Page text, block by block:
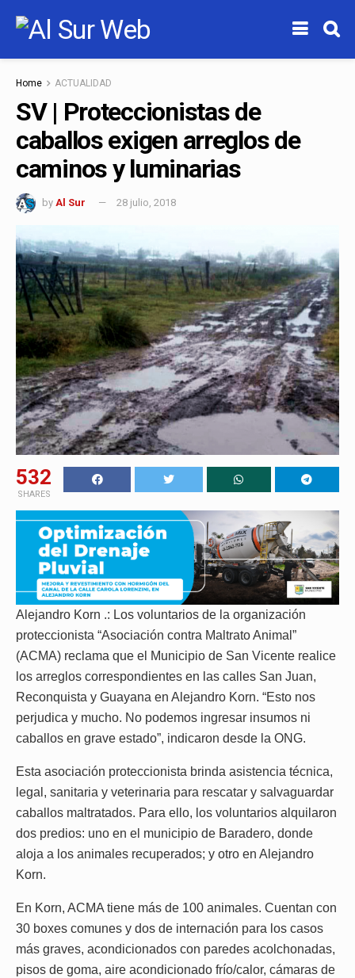
Home ACTUALIDAD
SV | Proteccionistas de
caballos exigen arreglos de
caminos y luminarias
by Al Sur 28 julio, 2018
532
SHARES
Alejandro Korn .: Los voluntarios de la organización
proteccionista “Asociación contra Maltrato Animal”
(ACMA) reclama que el Municipio de San Vicente realice
los arreglos correspondientes en las calles San Juan,
Reconquista y Guayana en Alejandro Korn. “Esto nos
perjudica y mucho. No podemos ingresar insumos ni
caballos en grave estado”, indicaron desde la ONG.
Esta asociación proteccionista brinda asistencia técnica,
legal, sanitaria y veterinaria para rescatar y salvaguardar
caballos maltratados. Para ello, los voluntarios alquilaron
dos predios: uno en el municipio de Baradero, donde
aloja a los animales recuperados; y otro en Alejandro
Korn.
En Korn, ACMA tiene más de 100 animales. Cuentan con
30 boxes comunes y dos de internación para los casos
más graves, acondicionados con paredes acolchonadas,
pisos de goma, aire acondicionado frío/calor, cámaras de